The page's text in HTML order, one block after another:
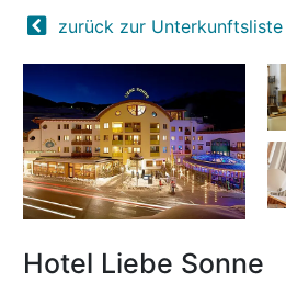
zurück zur Unterkunftsliste
Hotel Liebe Sonne